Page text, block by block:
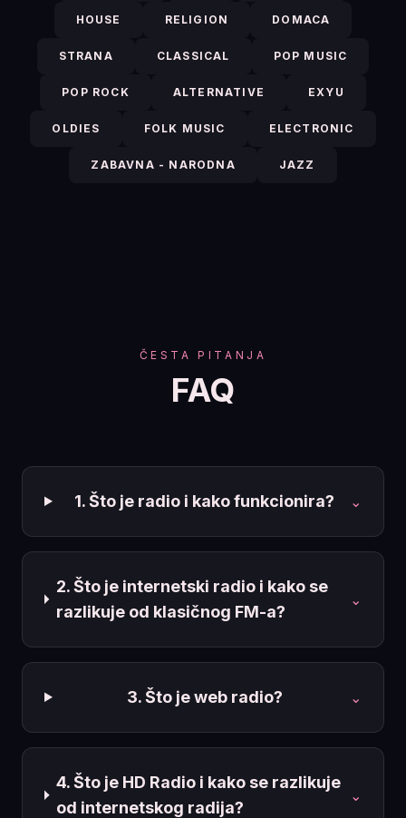
HOUSE RELIGION DOMACA
STRANA CLASSICAL POP MUSIC
POP ROCK ALTERNATIVE EXYU
OLDIES FOLK MUSIC ELECTRONIC
ZABAVNA - NARODNA JAZZ
ČESTA PITANJA
FAQ
1. Što je radio i kako funkcionira? ⌄
2. Što je internetski radio i kako se
razlikuje od klasičnog FM-a?
⌄
3. Što je web radio? ⌄
4. Što je HD Radio i kako se razlikuje
od internetskog radija?
⌄